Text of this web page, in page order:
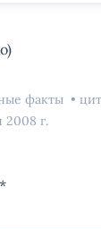
факты
2008 г.